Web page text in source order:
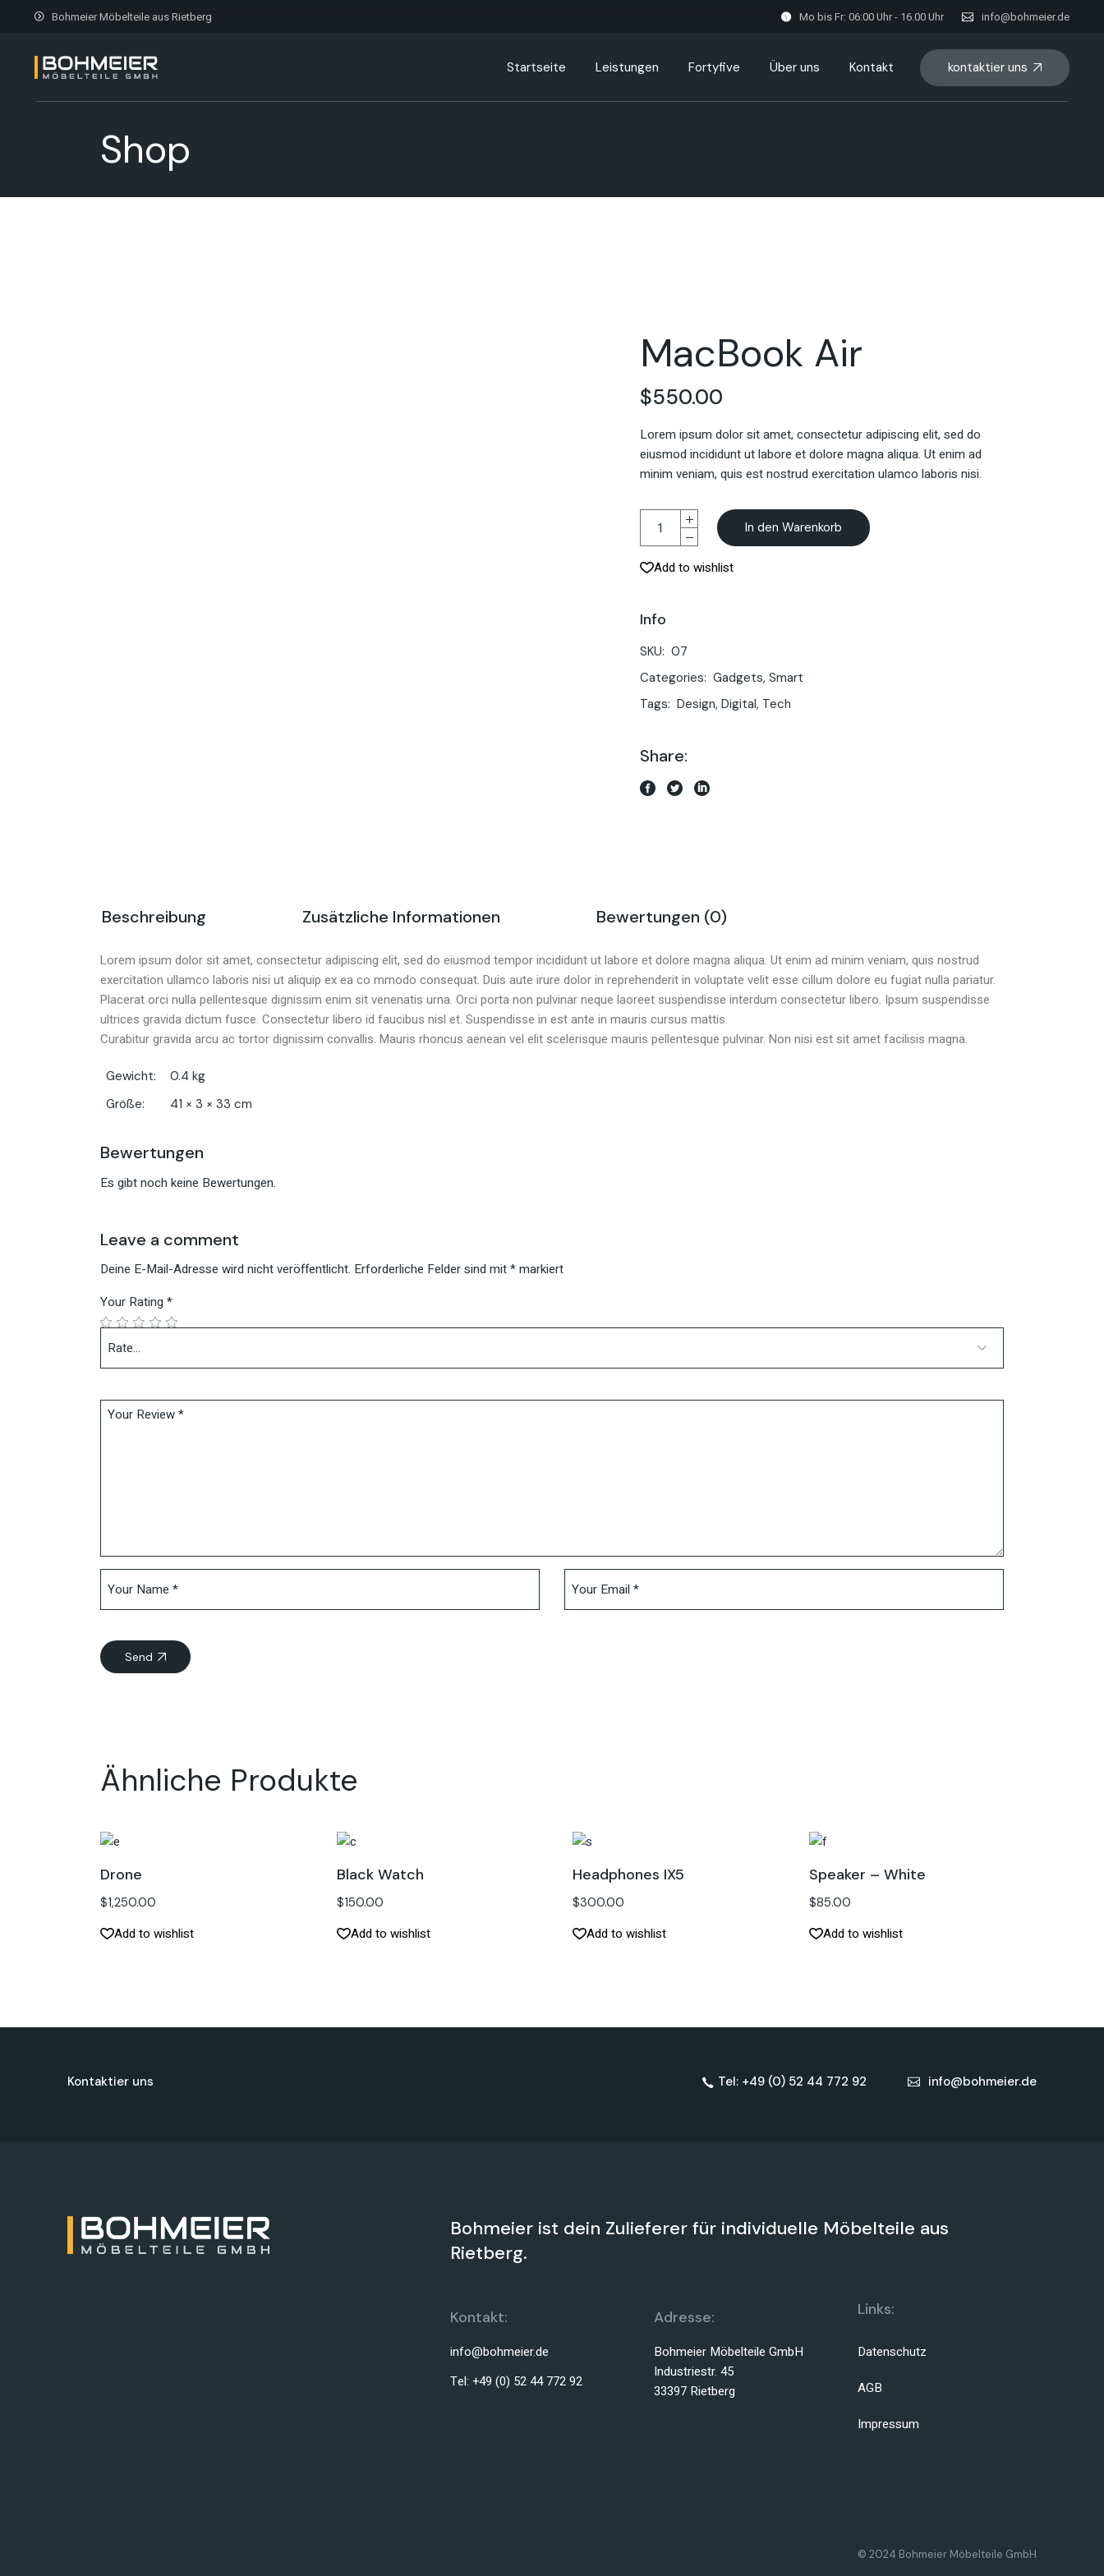
Bohmeier Möbelteile aus Rietberg Mo bis Fr: 06:00 Uhr - 16.00 Uhr info@bohmeier.de
Startseite Leistungen Fortyfive Über uns Kontakt kontaktier uns
Shop
MacBook Air
$550.00
Lorem ipsum dolor sit amet, consectetur adipiscing elit, sed do
eiusmod incididunt ut labore et dolore magna aliqua. Ut enim ad
minim veniam, quis est nostrud exercitation ulamco laboris nisi.
In den Warenkorb
Add to wishlist
Info
SKU: 07
Categories: Gadgets,Smart
Tags: Design,Digital, Tech
Share:
Beschreibung Zusätzliche Informationen Bewertungen (0)
Lorem ipsum dolor sit amet, consectetur adipiscing elit, sed do eiusmod tempor incididunt ut labore et dolore magna aliqua. Ut enim ad minim veniam, quis nostrud
exercitation ullamco laboris nisi ut aliquip ex ea co mmodo consequat. Duis aute irure dolor in reprehenderit in voluptate velit esse cillum dolore eu fugiat nulla pariatur.
Placerat orci nulla pellentesque dignissim enim sit venenatis urna. Orci porta non pulvinar neque laoreet suspendisse interdum consectetur libero. Ipsum suspendisse
ultrices gravida dictum fusce. Consectetur libero id faucibus nisl et. Suspendisse in est ante in mauris cursus mattis.
Curabitur gravida arcu ac tortor dignissim convallis. Mauris rhoncus aenean vel elit scelerisque mauris pellentesque pulvinar. Non nisi est sit amet facilisis magna.
Gewicht
0.4 kg
Größe
41 × 3 × 33 cm
Bewertungen
Es gibt noch keine Bewertungen.
Leave a comment
Deine E-Mail-Adresse wird nicht veröffentlicht. Erforderliche Felder sind mit*markiert
Your Rating *
Send
Ähnliche Produkte
Drone
$1,250.00
Add to wishlist
Black Watch
$150.00
Add to wishlist
Headphones IX5
$300.00
Add to wishlist
Speaker – White
$85.00
Add to wishlist
Kontaktier uns Tel: +49 (0) 52 44 772 92 info@bohmeier.de
Bohmeier ist dein Zulieferer für individuelle Möbelteile aus
Rietberg.
Kontakt:
info@bohmeier.de
Tel: +49 (0) 52 44 772 92
Adresse:
Bohmeier Möbelteile GmbH
Industriestr. 45
33397 Rietberg
Links:
Datenschutz
AGB
Impressum
© 2024 Bohmeier Möbelteile GmbH